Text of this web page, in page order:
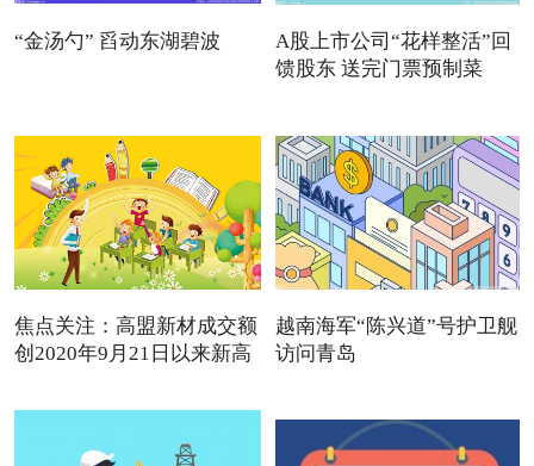
“金汤勺” 舀动东湖碧波
A股上市公司“花样整活”回
馈股东 送完门票预制菜
焦点关注：高盟新材成交额
创2020年9月21日以来新高
越南海军“陈兴道”号护卫舰
访问青岛